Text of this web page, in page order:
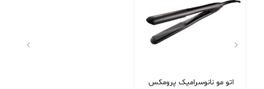
اتو مو نانوسرامیک پرومکس